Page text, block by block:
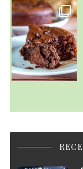
~ GÂTEAU FONDANT CHOCO NOISETTE ~
C'est lundi